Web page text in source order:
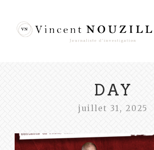
DAY
juillet 31, 2025